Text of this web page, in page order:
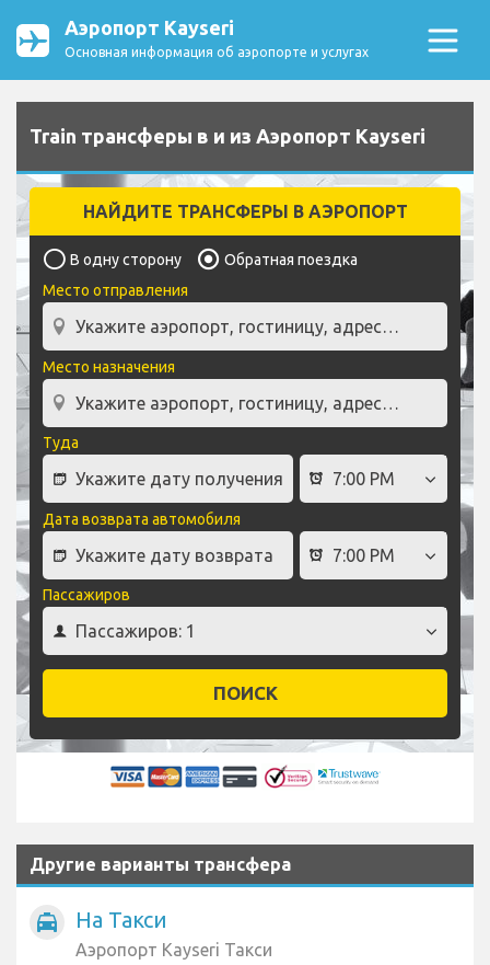
Аэропорт Kayseri
Основная информация об аэропорте и услугах
Train трансферы в и из Аэропорт Kayseri
НАЙДИТЕ ТРАНСФЕРЫ В АЭРОПОРТ
В одну сторону
Обратная поездка
Место отправления
Место назначения
Туда
Дата возврата автомобиля
Пассажиров
ПОИСК
Другие варианты трансфера
local_taxi На Такси
Аэропорт Kayseri Такси